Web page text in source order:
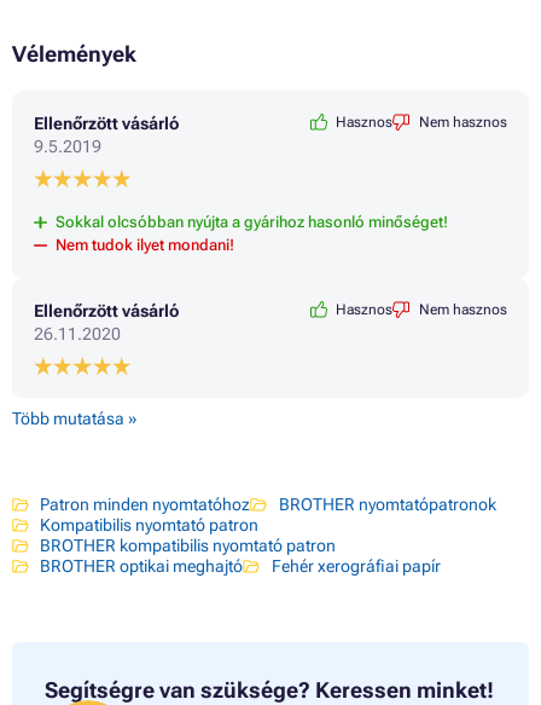
Vélemények
Ellenőrzött vásárló
9.5.2019
Hasznos Nem hasznos
Sokkal olcsóbban nyújta a gyárihoz hasonló minőséget!
Nem tudok ilyet mondani!
Ellenőrzött vásárló
26.11.2020
Hasznos Nem hasznos
Több mutatása »
Patron minden nyomtatóhoz
BROTHER nyomtatópatronok
Kompatibilis nyomtató patron
BROTHER kompatibilis nyomtató patron
BROTHER optikai meghajtó
Fehér xerográfiai papír
Segítségre van szüksége? Keressen minket!